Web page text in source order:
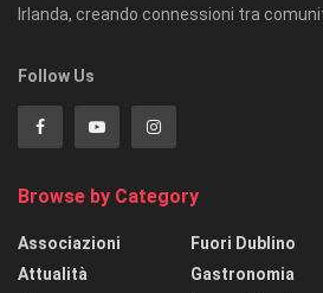
Irlanda, creando connessioni tra
Follow Us
Browse by Category
Associazioni
Attualità
Fuori Dublino
Gastronomia